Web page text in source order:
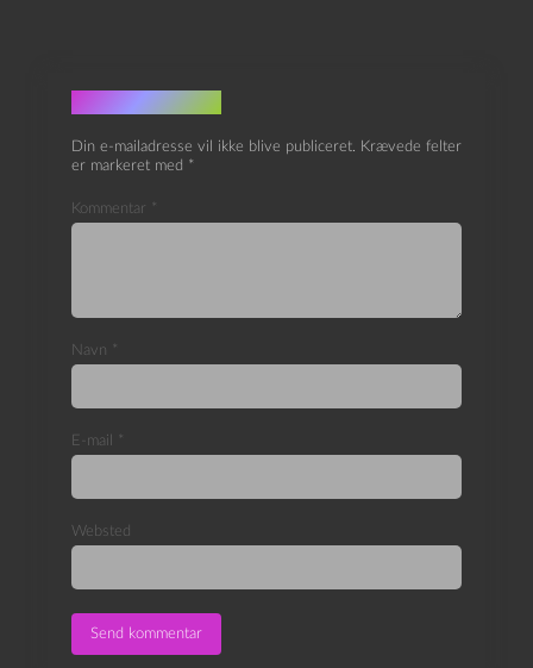
Skriv et svar
Din e-mailadresse vil ikke blive publiceret. Krævede felter
er markeret med *
Kommentar *
Navn *
E-mail *
Websted